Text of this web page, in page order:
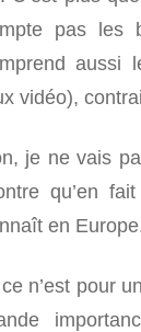
pas les
aussi
vidéo),
je ne vais
qu’en
en
n’est pour